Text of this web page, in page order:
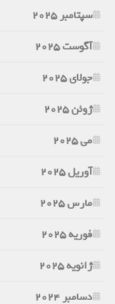
سپتامبر 2025
آگوست 2025
جولای 2025
ژوئن 2025
می 2025
آوریل 2025
مارس 2025
فوریه 2025
ژانویه 2025
دسامبر 2024